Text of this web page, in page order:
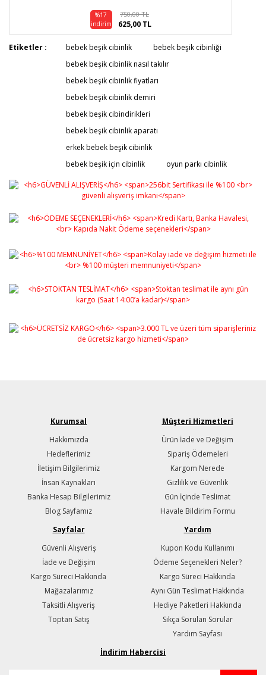
%17
indirim
750,00 TL
625,00 TL
Etiketler : bebek beşik cibinlik
bebek beşik cibinliği
bebek beşik cibinlik nasıl takılır
bebek beşik cibinlik fiyatları
bebek beşik cibinlik demiri
bebek beşik cibindirikleri
bebek beşik cibinlik aparatı
erkek bebek beşik cibinlik
bebek beşik için cibinlik
oyun parkı cibinlik
Kurumsal
Hakkımızda
Hedeflerimiz
İletişim Bilgilerimiz
İnsan Kaynakları
Banka Hesap Bilgilerimiz
Blog Sayfamız
Müşteri Hizmetleri
Ürün İade ve Değişim
Sipariş Ödemeleri
Kargom Nerede
Gizlilik ve Güvenlik
Gün İçinde Teslimat
Havale Bildirim Formu
Sayfalar
Güvenli Alışveriş
İade ve Değişim
Kargo Süreci Hakkında
Mağazalarımız
Taksitli Alışveriş
Toptan Satış
Yardım
Kupon Kodu Kullanımı
Ödeme Seçenekleri Neler?
Kargo Süreci Hakkında
Aynı Gün Teslimat Hakkında
Hediye Paketleri Hakkında
Sıkça Sorulan Sorular
Yardım Sayfası
İndirim Habercisi